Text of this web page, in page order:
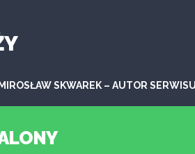
MIROSŁAW SKWAREK – AUTOR SERWISU